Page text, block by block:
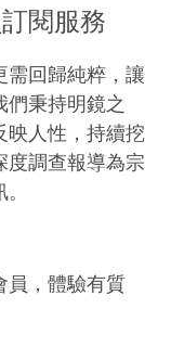
閱服務
需回歸純粹，讓
秉持明鏡之
映人性，持續挖
度調查報導為宗
員，體驗有質